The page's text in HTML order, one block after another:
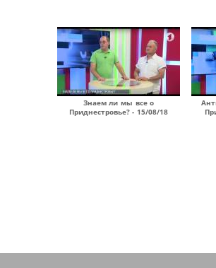
Знаем ли мы все о
Приднестровье? - 15/08/18